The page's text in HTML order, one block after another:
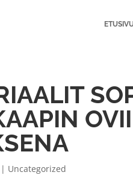
| Uncategorized